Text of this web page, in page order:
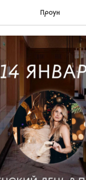
Проун